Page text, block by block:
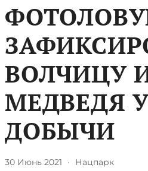
ВОЛЧИЦУ
МЕДВЕДЯ
ДОБЫЧИ
30 Июнь 2021 · Нацпарк